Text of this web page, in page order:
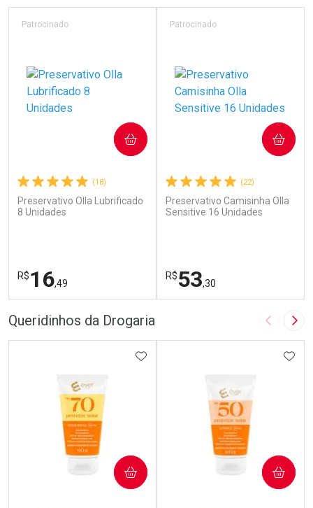
(18)
Preservativo Olla Lubrificado
8 Unidades
Patrocinado
R$16,49
COMPRAR
(22)
Preservativo Camisinha Olla
Sensitive 16 Unidades
Patrocinado
R$53,30
COMPRAR
Queridinhos da Drogaria Imagem
ADICIONAR AOS FAVORITOS
COMPRAR COMPRAR